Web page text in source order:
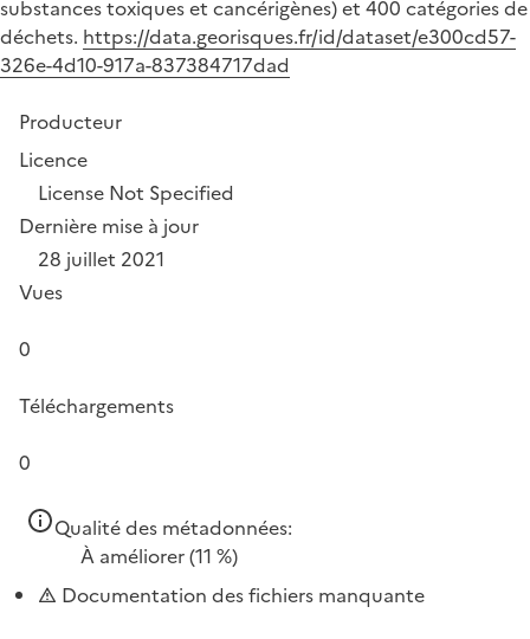
substances toxiques et cancérigènes) et 400 catégories de
déchets. https://data.georisques.fr/id/dataset/e300cd57-
326e-4d10-917a-837384717dad
Producteur
Licence
License Not Specified
Dernière mise à jour
28 juillet 2021
Vues
0
Téléchargements
0
Qualité des métadonnées:
À améliorer(11 %)
Documentation des fichiers manquante